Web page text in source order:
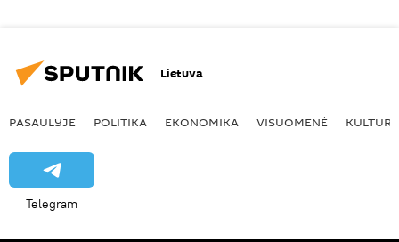
Lietuva
PASAULYJE POLITIKA EKONOMIKA VISUOMENĖ KULTŪRA
Telegram